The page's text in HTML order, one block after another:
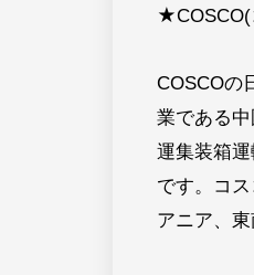
COSCOの
業である
運集装箱
です。コ
アニア、